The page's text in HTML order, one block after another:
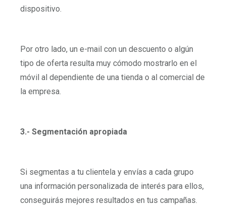
dispositivo.
Por otro lado, un e-mail con un descuento o algún
tipo de oferta resulta muy cómodo mostrarlo en el
móvil al dependiente de una tienda o al comercial de
la empresa.
3.- Segmentación apropiada
Si segmentas a tu clientela y envías a cada grupo
una información personalizada de interés para ellos,
conseguirás mejores resultados en tus campañas.